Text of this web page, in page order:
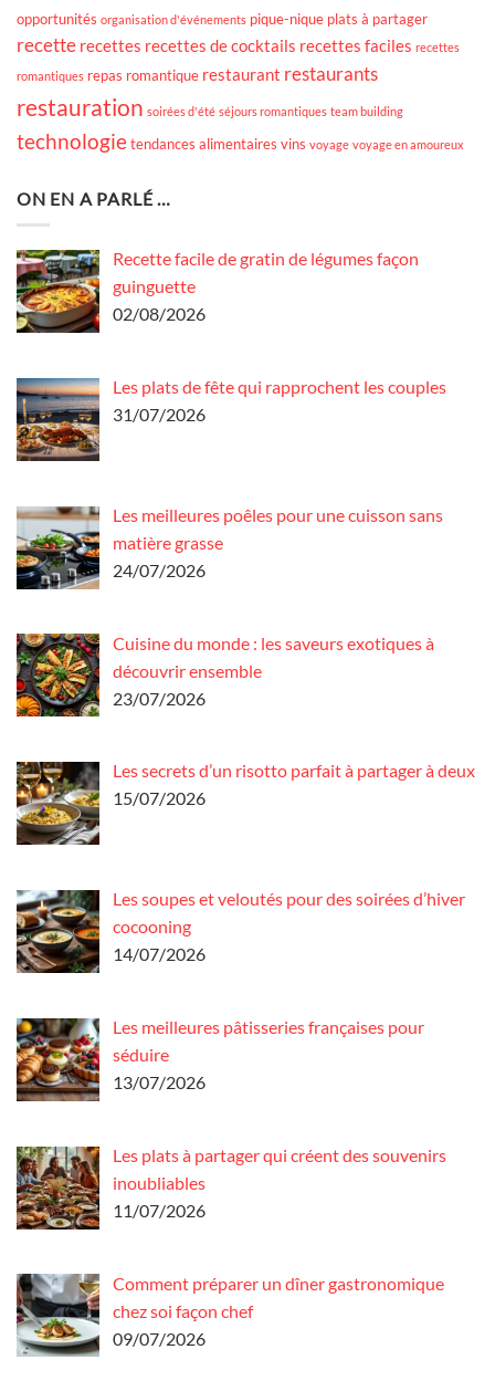
opportunités organisation d'événements pique-nique plats à partager
recette recettes recettes de cocktails recettes faciles recettes
romantiques repas romantique restaurant restaurants
restauration soirées d'été séjours romantiques team building
technologietendances alimentaires vins voyage voyage en amoureux
ON EN A PARLÉ …
Recette facile de gratin de légumes façon
guinguette
02/08/2026
Les plats de fête qui rapprochent les couples
31/07/2026
Les meilleures poêles pour une cuisson sans
matière grasse
24/07/2026
Cuisine du monde : les saveurs exotiques à
découvrir ensemble
23/07/2026
Les secrets d’un risotto parfait à partager à deux
15/07/2026
Les soupes et veloutés pour des soirées d’hiver
cocooning
14/07/2026
Les meilleures pâtisseries françaises pour
séduire
13/07/2026
Les plats à partager qui créent des souvenirs
inoubliables
11/07/2026
Comment préparer un dîner gastronomique
chez soi façon chef
09/07/2026